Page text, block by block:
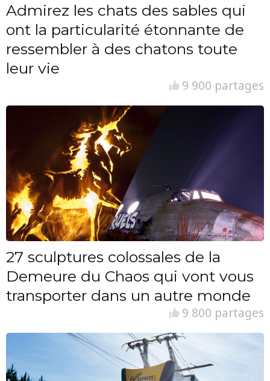
Admirez les chats des sables qui
ont la particularité étonnante de
ressembler à des chatons toute
leur vie
9 900 partages
27 sculptures colossales de la
Demeure du Chaos qui vont vous
transporter dans un autre monde
9 800 partages